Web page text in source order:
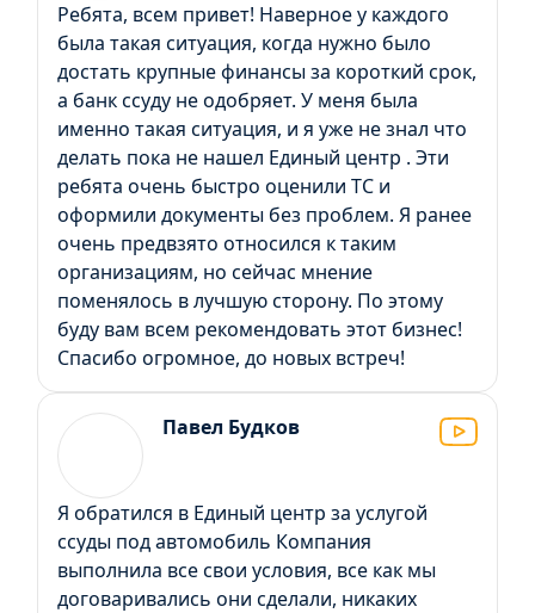
Ребята, всем привет! Наверное у каждого
была такая ситуация, когда нужно было
достать крупные финансы за короткий срок,
а банк ссуду не одобряет. У меня была
именно такая ситуация, и я уже не знал что
делать пока не нашел Единый центр . Эти
ребята очень быстро оценили ТС и
оформили документы без проблем. Я ранее
очень предвзято относился к таким
организациям, но сейчас мнение
поменялось в лучшую сторону. По этому
буду вам всем рекомендовать этот бизнес!
Спасибо огромное, до новых встреч!
Павел Будков
Я обратился в Единый центр за услугой
ссуды под автомобиль Компания
выполнила все свои условия, все как мы
договаривались они сделали, никаких